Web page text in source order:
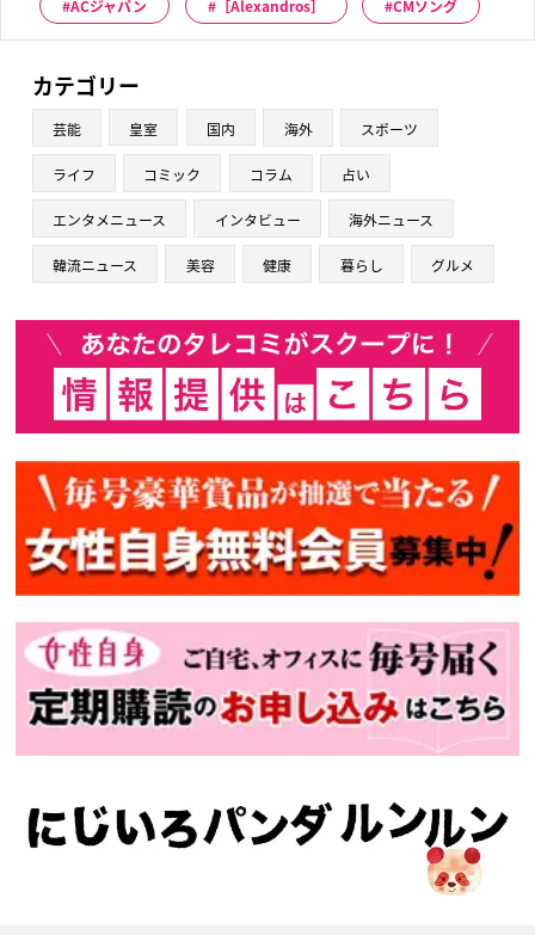
ACジャパン ［Alexandros］ CMソング
カテゴリー
芸能 皇室 国内 海外 スポーツ
ライフ コミック コラム 占い
エンタメニュース インタビュー 海外ニュース
韓流ニュース 美容 健康 暮らし グルメ